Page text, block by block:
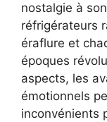
nostalgie à
réfrigérateurs
éraflure et
époques
aspects, les
émotionnels
inconvénients